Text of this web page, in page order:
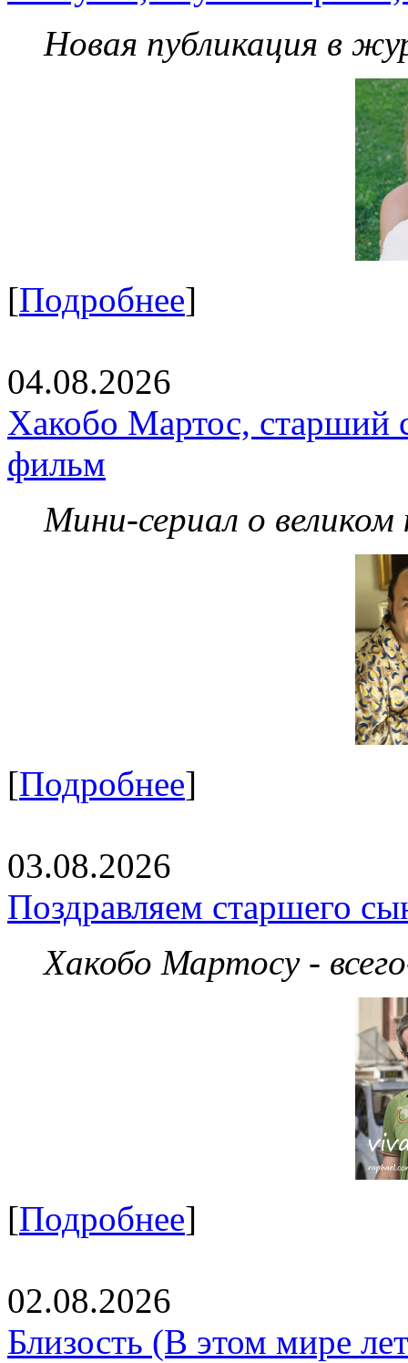
Новая публикация в
[Подробнее]
04.08.2026
Хакобо Мартос, старший
фильм
Мини-сериал о великом
[Подробнее]
03.08.2026
Поздравляем старшего
Хакобо Мартосу -
[Подробнее]
02.08.2026
Близость (В этом мире